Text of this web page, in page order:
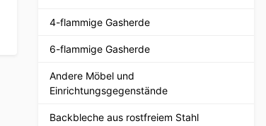
4-flammige Gasherde
6-flammige Gasherde
Andere Möbel und
Einrichtungsgegenstände
Backbleche aus rostfreiem Stahl